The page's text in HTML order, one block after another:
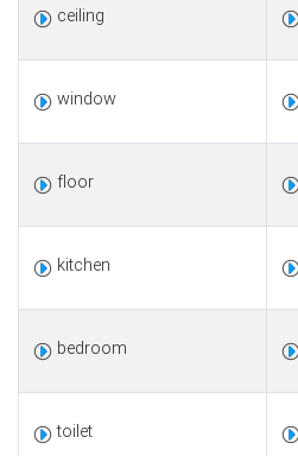
ceiling
window
floor
kitchen
bedroom
toilet